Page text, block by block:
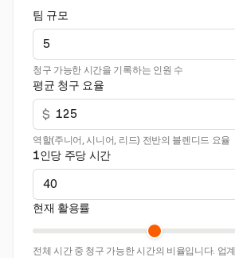
팀 규모
청구 가능한 시간을 기록하는 인원 수
평균 청구 요율
$
역할(주니어, 시니어, 리드) 전반의 블렌디드 요율
1인당 주당 시간
현재 활용률
전체 시간 중 청구 가능한 시간의 비율입니다. 업